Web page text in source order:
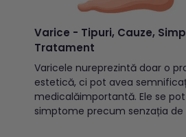
Varice - Tipuri, Cauze,
Tratament
Varicele nureprezintă doar o
estetică, ci pot avea
medicalăimportantă. Ele se
simptome precum senzația